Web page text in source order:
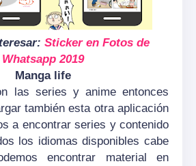
Sticker en Fotos de
Whatsapp 2019
Manga life
las series y anime entonces
también esta otra aplicación
a encontrar series y contenido
los idiomas disponibles cabe
encontrar material en